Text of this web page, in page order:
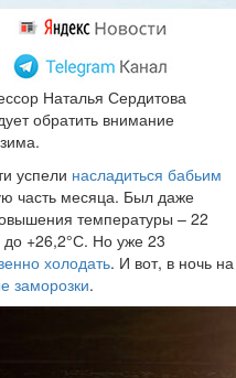
Наталья Сердитова
обратить внимание
успели насладиться бабьим
часть месяца. Был даже
температуры – 22
до +26,2°С. Но уже 23
холодать. И вот, в ночь на
заморозки.